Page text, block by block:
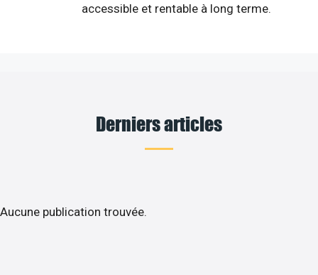
accessible et rentable à long terme.
Derniers articles
Aucune publication trouvée.